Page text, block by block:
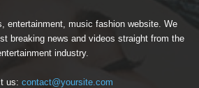
entertainment, music fashion website. We
breaking news and videos straight from the
industry.
us: contact@yoursite.com